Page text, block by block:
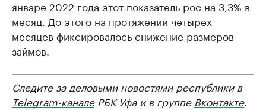
январе 2022 года этот показатель рос на 3,3% в
месяц. До этого на протяжении четырех
месяцев фиксировалось снижение размеров
займов.
Следите за деловыми новостями республики в
Telegram-каналеРБК Уфа и в группе Вконтакте.